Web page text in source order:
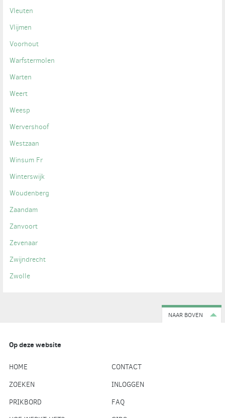
Vleuten
Vlijmen
Voorhout
Warfstermolen
Warten
Weert
Weesp
Wervershoof
Westzaan
Winsum Fr
Winterswijk
Woudenberg
Zaandam
Zanvoort
Zevenaar
Zwijndrecht
Zwolle
NAAR BOVEN
Op deze website
HOME
CONTACT
ZOEKEN
INLOGGEN
PRIKBORD
FAQ